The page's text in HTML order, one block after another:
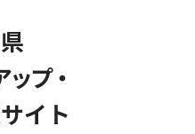
プ・
イト